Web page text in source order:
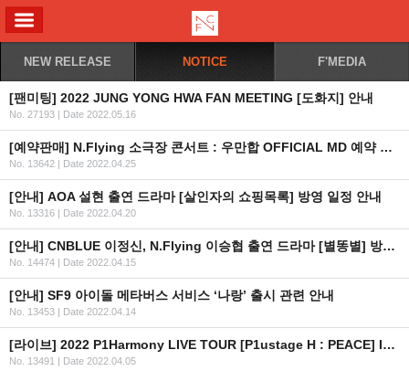
NEW RELEASE NOTICE F'MEDIA
[팬미팅] 2022 JUNG YONG HWA FAN MEETING [도화지] 안내
No. 27193 | Date 2022.05.16
[예약판매] N.Flying 소극장 콘서트 : 우만합 OFFICIAL MD 예약 판매 안내
No. 13642 | Date 2022.04.25
[안내] AOA 설현 출연 드라마 [살인자의 쇼핑목록] 방영 일정 안내
No. 13316 | Date 2022.04.20
[안내] CNBLUE 이정신, N.Flying 이승협 출연 드라마 [별똥별] 방영 일정 안내
No. 14474 | Date 2022.04.15
[안내] SF9 아이돌 메타버스 서비스 ‘나랑’ 출시 관련 안내
No. 13453 | Date 2022.04.14
[라이브] 2022 P1Harmony LIVE TOUR [P1ustage H : PEACE] IN USA 재조정 일정 안내
No. 13491 | Date 2022.04.05